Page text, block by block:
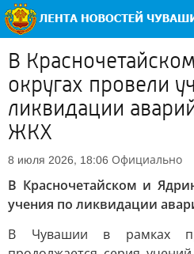
В
округах провели
ликвидации
ЖКХ
8 июля 2026, 18:06 Официально
В Красночетайском и
учения по ликвидации
В Чувашии в рамках